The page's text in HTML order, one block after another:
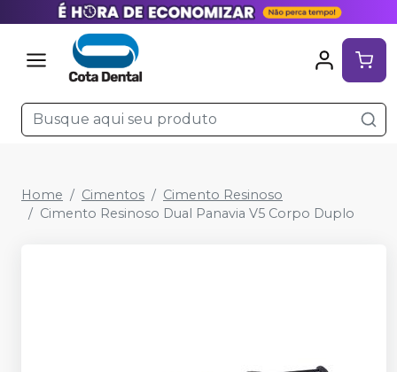
Home Cimentos
Cimento Resinoso
Cimento Resinoso Dual Panavia V5 Corpo Duplo